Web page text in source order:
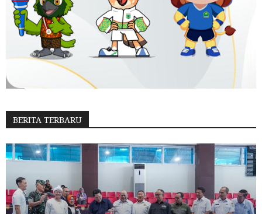
BERITA TERBARU